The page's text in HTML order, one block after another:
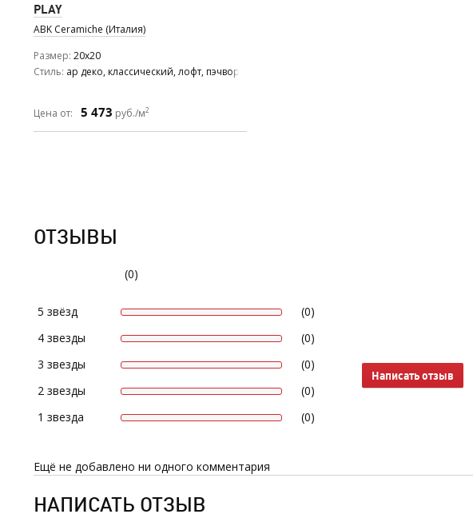
PLAY
ABK Ceramiche (Италия)
Размер 20x20
Стиль ар деко, классический, лофт, пэчворк, ретро, романтизм, современный, черно-белый
Цена от: 5 473 руб./м2
ОТЗЫВЫ
(0)
5 звёзд
(0)
4 звезды
(0)
3 звезды
(0)
2 звезды
(0)
1 звезда
(0)
Написать отзыв
Ещё не добавлено ни одного комментария
НАПИСАТЬ ОТЗЫВ